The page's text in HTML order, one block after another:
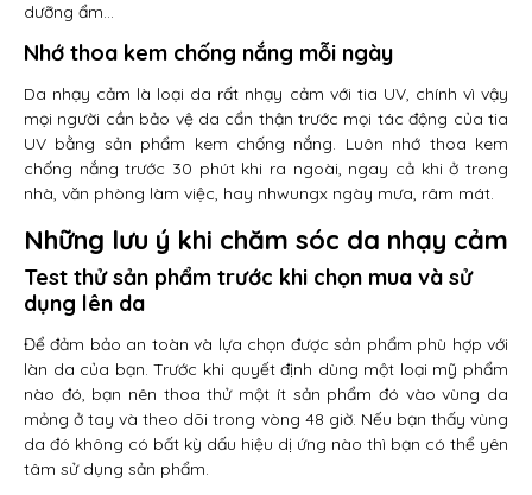
dưỡng ẩm…
Nhớ thoa kem chống nắng mỗi ngày
Da nhạy cảm là loại da rất nhạy cảm với tia UV, chính vì vậy
mọi người cần bảo vệ da cẩn thận trước mọi tác động của tia
UV bằng sản phẩm kem chống nắng. Luôn nhớ thoa kem
chống nắng trước 30 phút khi ra ngoài, ngay cả khi ở trong
nhà, văn phòng làm việc, hay nhwungx ngày mưa, râm mát.
Những lưu ý khi chăm sóc da nhạy cảm
Test thử sản phẩm trước khi chọn mua và sử
dụng lên da
Để đảm bảo an toàn và lựa chọn được sản phẩm phù hợp với
làn da của bạn. Trước khi quyết định dùng một loại mỹ phẩm
nào đó, bạn nên thoa thử một ít sản phẩm đó vào vùng da
mỏng ở tay và theo dõi trong vòng 48 giờ. Nếu bạn thấy vùng
da đó không có bất kỳ dấu hiệu dị ứng nào thì bạn có thể yên
tâm sử dụng sản phẩm.